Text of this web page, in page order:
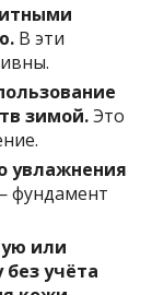
В эти
зимой.Это
увлажнения
фундамент
или
учёта